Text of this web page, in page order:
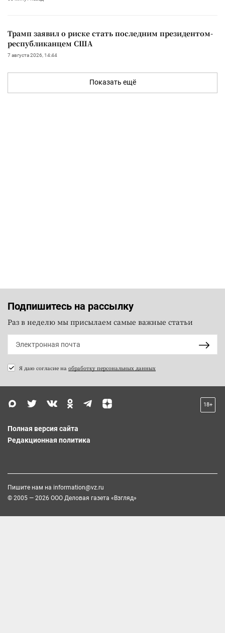
Трамп заявил о риске стать последним президентом-
республиканцем США
7 августа 2026, 14:44
Показать ещё
Подпишитесь на рассылку
Раз в неделю мы присылаем самые важные статьи
Я даю согласие на обработку персональных данных
18+
Полная версия сайта
Редакционная политика
Пишите нам на information@vz.ru
© 2005 — 2026 ООО Деловая газета «Взгляд»